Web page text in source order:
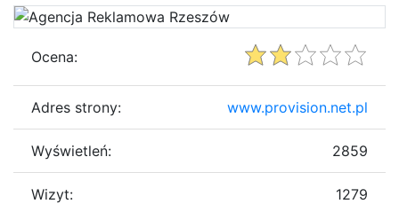
Ocena:
Adres strony: www.provision.net.pl
Wyświetleń: 2859
Wizyt: 1279